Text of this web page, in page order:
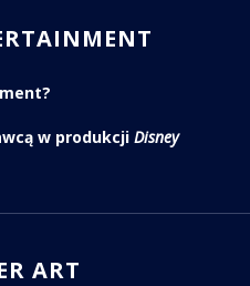
w produkcji Disney
ART